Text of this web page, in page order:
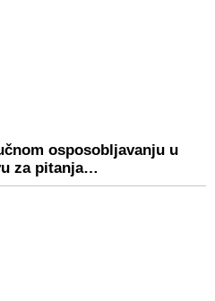
osposobljavanju u
za pitanja…